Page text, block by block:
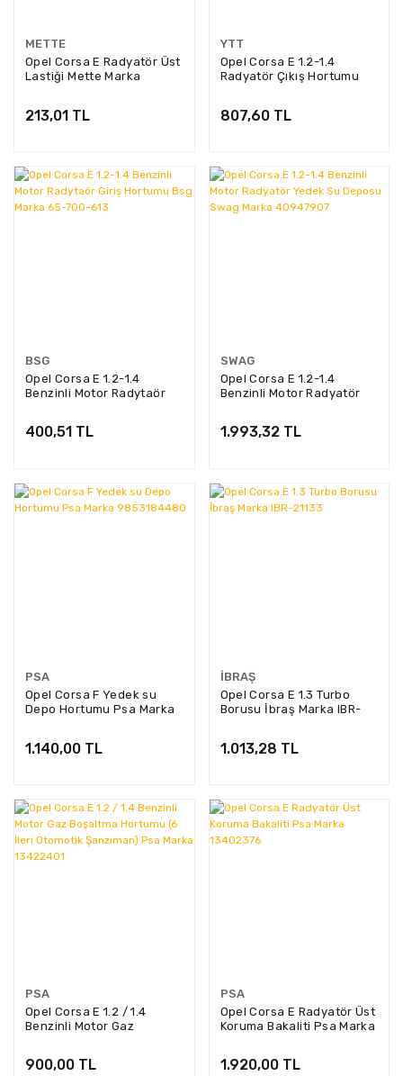
METTE
Opel Corsa E Radyatör Üst
Lastiği Mette Marka
213,01 TL
YTT
Opel Corsa E 1.2-1.4
Radyatör Çıkış Hortumu
807,60 TL
BSG
Opel Corsa E 1.2-1.4
Benzinli Motor Radytaör
400,51 TL
SWAG
Opel Corsa E 1.2-1.4
Benzinli Motor Radyatör
1.993,32 TL
PSA
Opel Corsa F Yedek su
Depo Hortumu Psa Marka
1.140,00 TL
İBRAŞ
Opel Corsa E 1.3 Turbo
Borusu İbraş Marka IBR-
1.013,28 TL
PSA
Opel Corsa E 1.2 / 1.4
Benzinli Motor Gaz
Marka 13422401
900,00 TL
PSA
Opel Corsa E Radyatör Üst
Koruma Bakaliti Psa Marka
1.920,00 TL